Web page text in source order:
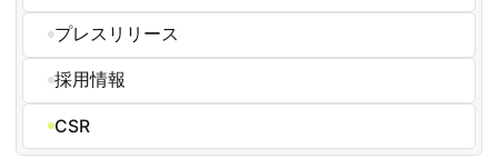
プレスリリース
採用情報
CSR